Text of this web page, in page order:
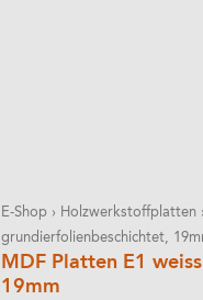
E-Shop › Holzwerkstoffplatten ›
grundierfolienbeschichtet,
MDF Platten E1
19mm